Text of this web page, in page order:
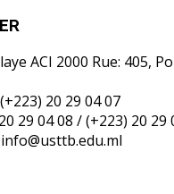
ACI 2000 Rue: 405,
20 29 04 07
29 04 08 / (+223) 20 29
info@usttb.edu.ml